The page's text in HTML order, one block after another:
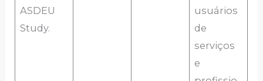
ASDEU
Study.
usuários
de
serviços
e